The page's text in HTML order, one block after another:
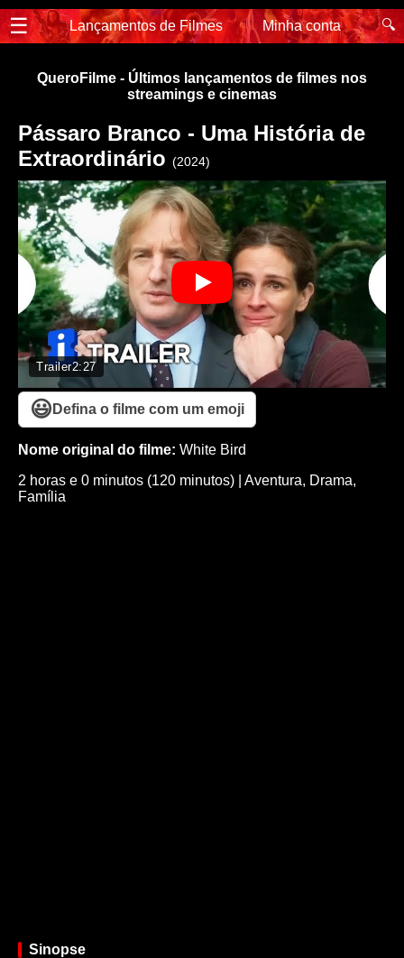
☰ Lançamentos de Filmes Minha conta 🔍
QueroFilme - Últimos lançamentos de filmes nos
streamings e cinemas
Pássaro Branco - Uma História de
Extraordinário (2024)
Trailer2:27
😃 Defina o filme com um emoji
Nome original do filme: White Bird
2 horas e 0 minutos (120 minutos)
Aventura, Drama,
Família
Sinopse